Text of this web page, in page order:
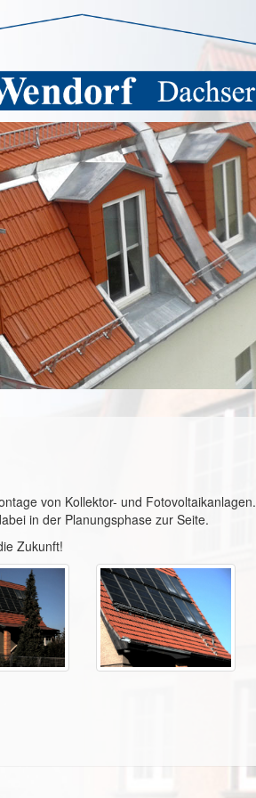
von Kollektor- und Fotovoltaikanlagen.
in der Planungsphase zur Seite.
Zukunft!